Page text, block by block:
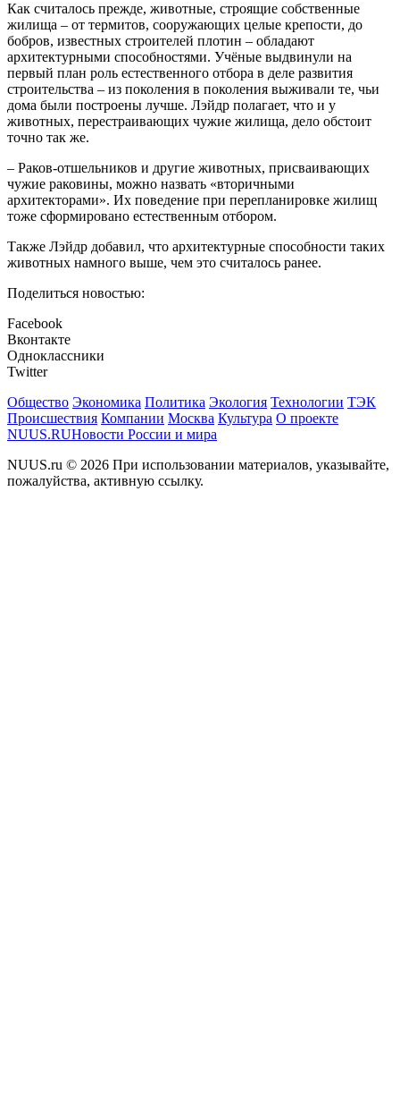
Как считалось прежде, животные, строящие собственные
жилища – от термитов, сооружающих целые крепости, до
бобров, известных строителей плотин – обладают
архитектурными способностями. Учёные выдвинули на
первый план роль естественного отбора в деле развития
строительства – из поколения в поколения выживали те, чьи
дома были построены лучше. Лэйдр полагает, что и у
животных, перестраивающих чужие жилища, дело обстоит
точно так же.
– Раков-отшельников и другие животных, присваивающих
чужие раковины, можно назвать «вторичными
архитекторами». Их поведение при перепланировке жилищ
тоже сформировано естественным отбором.
Также Лэйдр добавил, что архитектурные способности таких
животных намного выше, чем это считалось ранее.
Поделиться новостью:
Facebook
Вконтакте
Одноклассники
Twitter
Общество Экономика Политика Экология Технологии ТЭК
Происшествия Компании Москва Культура О проекте
NUUS.RUНовости России и мира
NUUS.ru © 2026 При использовании материалов, указывайте,
пожалуйства, активную ссылку.